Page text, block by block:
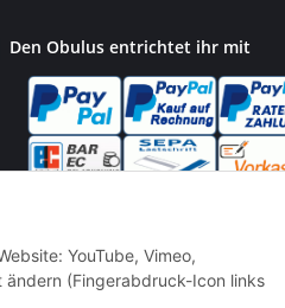
Den Obulus entrichtet ihr mit
YouTube, Vimeo,
ändern (Fingerabdruck-Icon links